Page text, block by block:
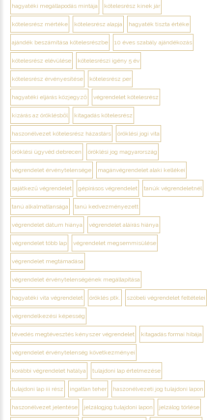
hagyatéki megállapodás mintája kötelesrész kinek jár
kötelesrész mértéke kötelesrész alapja hagyaték tiszta értéke
ajándék beszámítása kötelesrészbe 10 éves szabály ajándékozás
kötelesrész elévülése kötelesrészi igény 5 év
kötelesrész érvényesítése kötelesrész per
hagyatéki eljárás közjegyző végrendelet kötelesrész
kizárás az öröklésből kitagadás kötelesrész
haszonélvezet kötelesrész házastárs öröklési jogi vita
öröklési ügyvéd debrecen öröklési jog magyarország
végrendelet érvénytelensége magánvégrendelet alaki kellékei
sajátkezű végrendelet gépírásos végrendelet tanúk végrendeletnél
tanú alkalmatlansága tanú kedvezményezett
végrendelet dátum hiánya végrendelet aláírás hiánya
végrendelet több lap végrendelet megsemmisülése
végrendelet megtámadása
végrendelet érvénytelenségének megállapítása
hagyatéki vita végrendelet öröklés ptk. szóbeli végrendelet feltételei
végrendelkezési képesség
tévedés megtévesztés kényszer végrendelet kitagadás formai hibája
végrendelet érvénytelenség következményei
korábbi végrendelet hatálya tulajdoni lap értelmezése
tulajdoni lap iii rész ingatlan teher haszonélvezeti jog tulajdoni lapon
haszonélvezet jelentése jelzálogjog tulajdoni lapon jelzálog törlése